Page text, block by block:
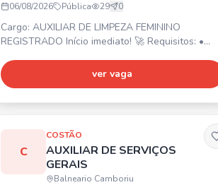
06/08/2026 Pública 29 0
Cargo: AUXILIAR DE LIMPEZA FEMININO
REGISTRADO Início imediato! 🚀 Requisitos: •
limpeza • Residir em Curitiba, próximo aos
Água Verde e Boqueirão 📍 Jornada de
ver vaga
C
COSTÃO
AUXILIAR DE SERVIÇOS
GERAIS
Balneario Camboriu